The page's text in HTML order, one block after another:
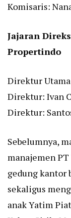
Komisaris:
Jajaran
Propertindo
Direktur
Direktur: Ivan
Direktur:
Sebelumnya,
manajemen
gedung kantor
sekaligus
anak Yatim